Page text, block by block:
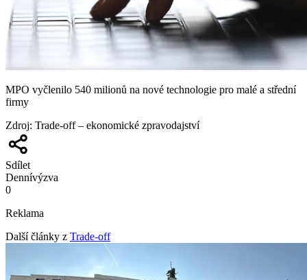
MPO vyčlenilo 540 milionů na nové technologie pro malé a střední
firmy
Zdroj: Trade-off – ekonomické zpravodajství
Sdílet
Dennívýzva
0
Reklama
Další články z Trade-off